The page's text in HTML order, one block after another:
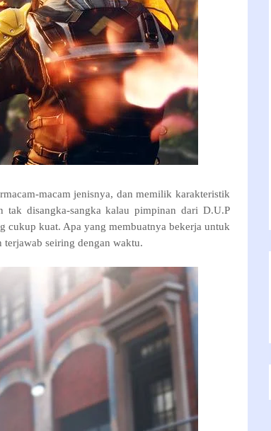
macam jenisnya, dan memilik karakteristik
disangka-sangka kalau pimpinan dari D.U.P
cukup kuat. Apa yang membuatnya bekerja untuk
seiring dengan waktu.